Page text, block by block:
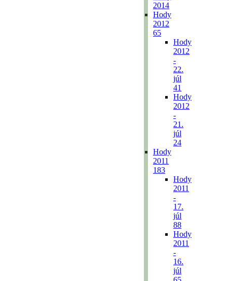
2014
Hody
2012
65
Hody
2012
-
22.
júl
41
Hody
2012
-
21.
júl
24
Hody
2011
183
Hody
2011
-
17.
júl
88
Hody
2011
-
16.
júl